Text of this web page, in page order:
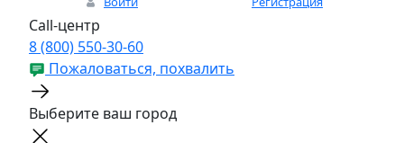
Call-центр
8 (800) 550-30-60
Пожаловаться, похвалить
Выберите ваш город